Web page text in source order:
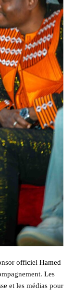
officiel Hamed
Les
et les médias pour